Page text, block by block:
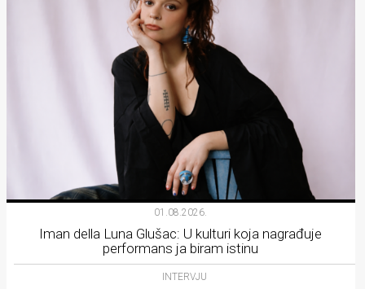
01.08.2026.
Iman della Luna Glušac: U kulturi koja nagrađuje
performans ja biram istinu
INTERVJU